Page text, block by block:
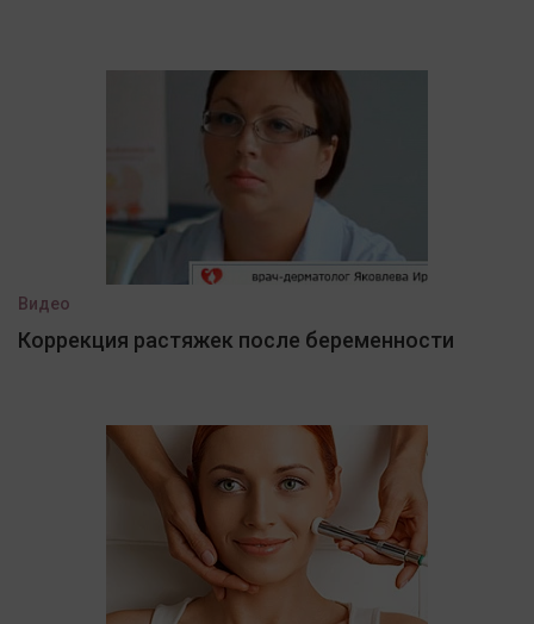
Видео
Коррекция растяжек после беременности